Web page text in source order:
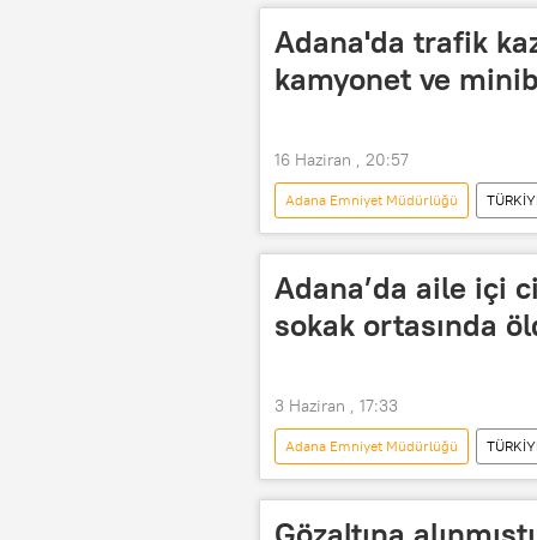
Adana'da trafik
kamyonet ve
16 Haziran , 20:57
Adana Emniyet Müdürlüğü
Adana Büyükşehir Belediyesi
Adana’da aile içi
sokak ortasında
3 Haziran , 17:33
Adana Emniyet Müdürlüğü
Adana Büyükşehir Belediyesi